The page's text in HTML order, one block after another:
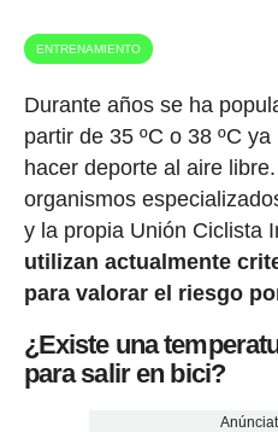
ENTRENAMIENTO
Durante años se ha
partir de 35 ºC o 38 ºC
hacer deporte al aire
organismos
y la propia Unión Ciclista
utilizan actualmente
para valorar el riesgo
¿Existe una
para salir en bici?